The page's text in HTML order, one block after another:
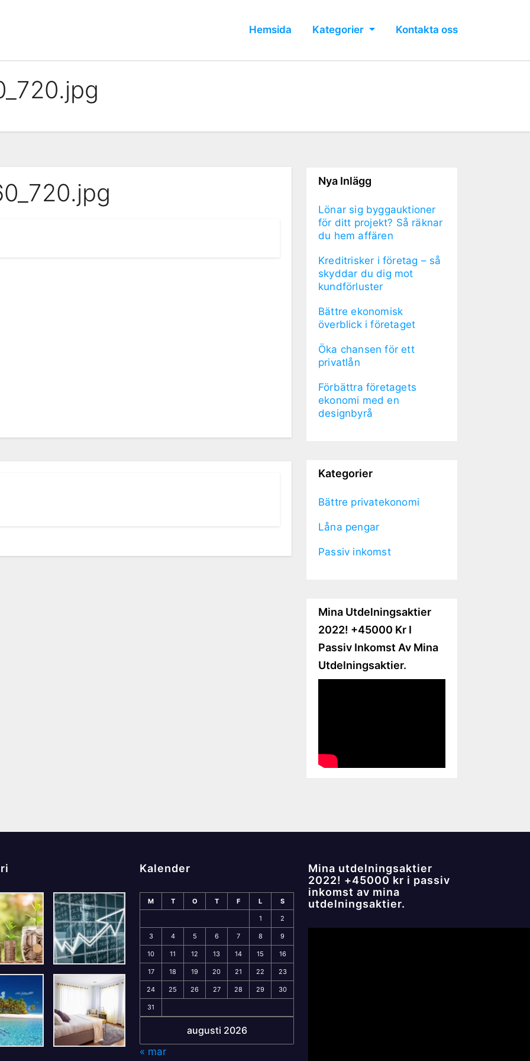
Hemsida Kategorier Kontakta oss
Nya Inlägg
Lönar sig byggauktioner
för ditt projekt? Så räknar
du hem affären
Kreditrisker i företag – så
skyddar du dig mot
kundförluster
Bättre ekonomisk
överblick i företaget
Öka chansen för ett
privatlån
Förbättra företagets
ekonomi med en
designbyrå
Kategorier
Bättre privatekonomi
Låna pengar
Passiv inkomst
Mina Utdelningsaktier
2022! +45000 Kr I
Passiv Inkomst Av Mina
Utdelningsaktier.
Kalender
augusti 2026
M T O T F L S
1 2
3 4 5 6 7 8 9
10 11 12 13 14 15 16
17 18 19 20 21 22 23
24 25 26 27 28 29 30
31
« mar
Mina utdelningsaktier
2022! +45000 kr i passiv
inkomst av mina
utdelningsaktier.